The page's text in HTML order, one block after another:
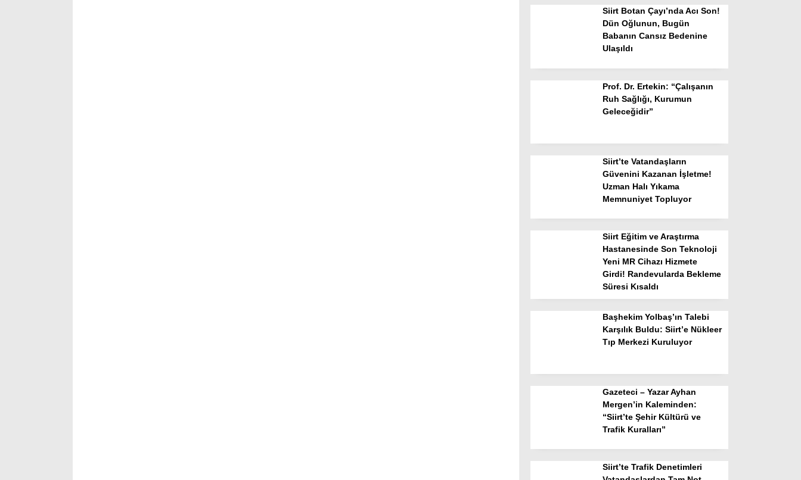
Siirt Botan Çayı’nda Acı Son!
Dün Oğlunun, Bugün
Babanın Cansız Bedenine
Ulaşıldı
Prof. Dr. Ertekin: “Çalışanın
Ruh Sağlığı, Kurumun
Geleceğidir”
Siirt’te Vatandaşların
Güvenini Kazanan İşletme!
Uzman Halı Yıkama
Memnuniyet Topluyor
Siirt Eğitim ve Araştırma
Hastanesinde Son Teknoloji
Yeni MR Cihazı Hizmete
Girdi! Randevularda Bekleme
Süresi Kısaldı
Başhekim Yolbaş’ın Talebi
Karşılık Buldu: Siirt’e Nükleer
Tıp Merkezi Kuruluyor
Gazeteci – Yazar Ayhan
Mergen’in Kaleminden:
“Siirt’te Şehir Kültürü ve
Trafik Kuralları”
Siirt’te Trafik Denetimleri